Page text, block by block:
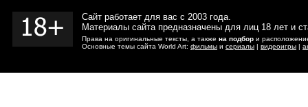
Сайт работает для вас с 2003 года.
Материалы сайта предназначены для лиц 18 лет и
Права на оригинальные тексты, а также на подбор и
Основные темы сайта World Art: фильмы и сериалы | видеоигры |